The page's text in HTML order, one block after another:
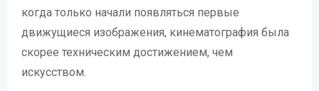
когда только начали появляться первые
движущиеся изображения, кинематография была
скорее техническим достижением, чем
искусством.